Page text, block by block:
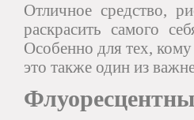
Отличное средство,
раскрасить самого
Особенно для тех,
это также один из